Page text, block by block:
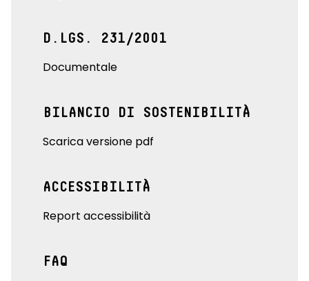
D.LGS. 231/2001
Documentale
BILANCIO DI SOSTENIBILITÀ
Scarica versione pdf
ACCESSIBILITÀ
Report accessibilità
FAQ